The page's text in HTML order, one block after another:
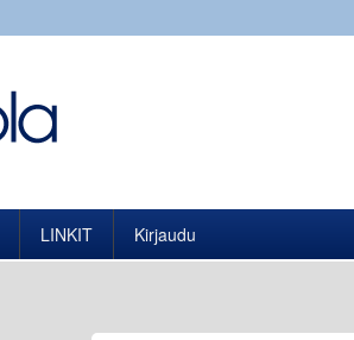
LINKIT Kirjaudu